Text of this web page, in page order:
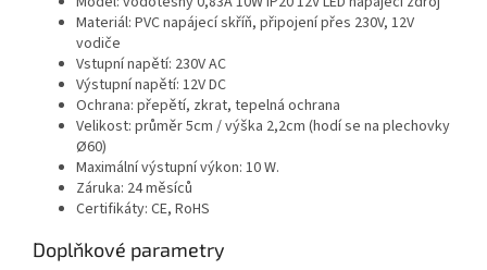
Materiál: PVC napájecí skříň, připojení přes 230V, 12V
vodiče
Vstupní napětí: 230V AC
Výstupní napětí: 12V DC
Ochrana: přepětí, zkrat, tepelná ochrana
Velikost: průměr 5cm / výška 2,2cm (hodí se na plechovky
Ø60)
Maximální výstupní výkon: 10 W.
Záruka: 24 měsíců
Certifikáty: CE, RoHS
Doplňkové parametry